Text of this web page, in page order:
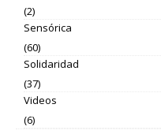
(2)
Sensórica
(60)
Solidaridad
(37)
Videos
(6)